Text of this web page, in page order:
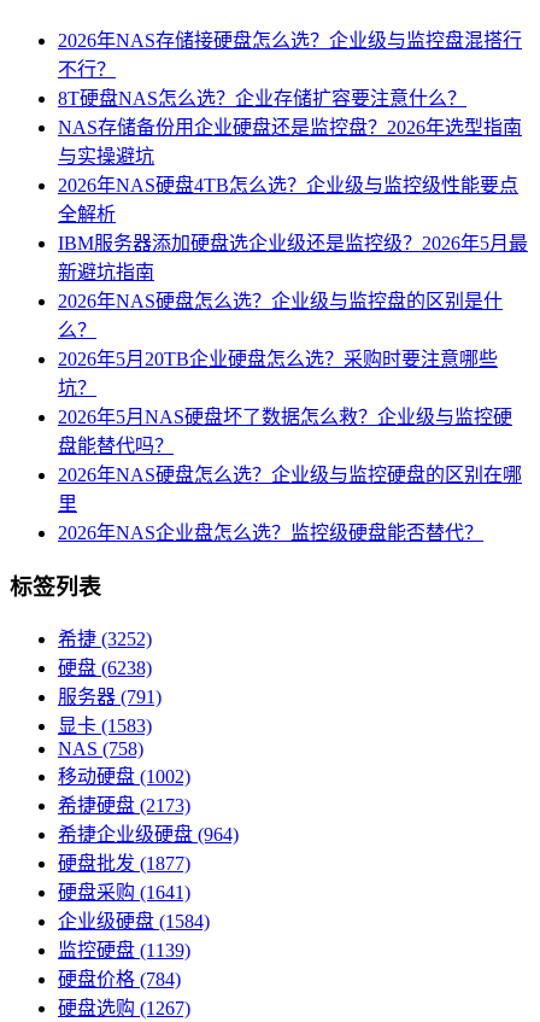
2026年NAS存储接硬盘怎么选？企业级与监控盘混搭行
不行？
8T硬盘NAS怎么选？企业存储扩容要注意什么？
NAS存储备份用企业硬盘还是监控盘？2026年选型指南
与实操避坑
2026年NAS硬盘4TB怎么选？企业级与监控级性能要点
全解析
IBM服务器添加硬盘选企业级还是监控级？2026年5月最
新避坑指南
2026年NAS硬盘怎么选？企业级与监控盘的区别是什
么？
2026年5月20TB企业硬盘怎么选？采购时要注意哪些
坑？
2026年5月NAS硬盘坏了数据怎么救？企业级与监控硬
盘能替代吗？
2026年NAS硬盘怎么选？企业级与监控硬盘的区别在哪
里
2026年NAS企业盘怎么选？监控级硬盘能否替代？
标签列表
希捷 (3252)
硬盘 (6238)
服务器 (791)
显卡 (1583)
NAS (758)
移动硬盘 (1002)
希捷硬盘 (2173)
希捷企业级硬盘 (964)
硬盘批发 (1877)
硬盘采购 (1641)
企业级硬盘 (1584)
监控硬盘 (1139)
硬盘价格 (784)
硬盘选购 (1267)